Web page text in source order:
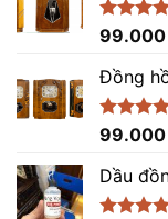
Được
5 sao
99.000
Đồng
Được
5 sao
99.000
Dầu